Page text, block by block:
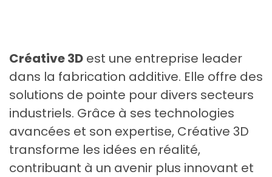
Créative 3D est une entreprise leader
dans la fabrication additive. Elle offre des
solutions de pointe pour divers secteurs
industriels. Grâce à ses technologies
avancées et son expertise, Créative 3D
transforme les idées en réalité,
contribuant à un avenir plus innovant et